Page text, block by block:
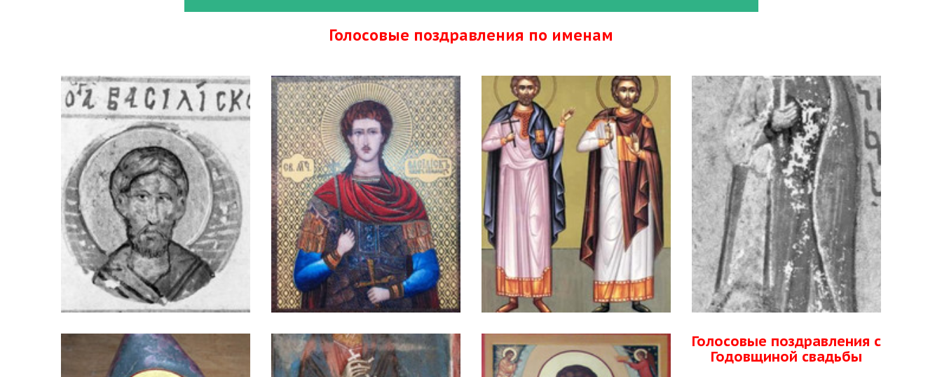
Голосовые поздравления по именам
Голосовые поздравления с
Годовщиной свадьбы